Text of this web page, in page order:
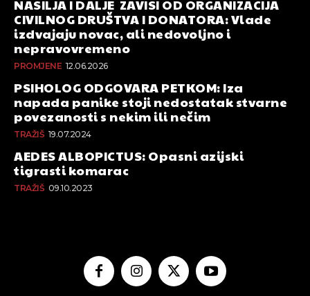
NASILJA I DALJE ZAVISI OD ORGANIZACIJA
CIVILNOG DRUŠTVA I DONATORA: Vlade
izdvajaju novac, ali nedovoljno i
nepravovremeno
PROMJENE 12.06.2026
PSIHOLOG ODGOVARA PETKOM: Iza
napada panike stoji nedostatak stvarne
povezanosti s nekim ili nečim
TRAŽIŠ 19.07.2024
AEDES ALBOPICTUS: Opasni azijski
tigrasti komarac
TRAŽIŠ 09.10.2023